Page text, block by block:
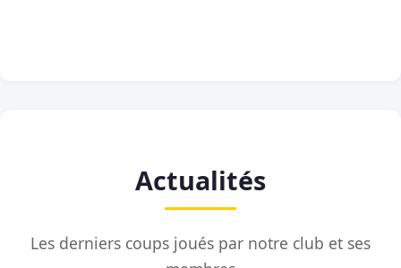
Actualités
Les derniers coups joués par notre club et ses